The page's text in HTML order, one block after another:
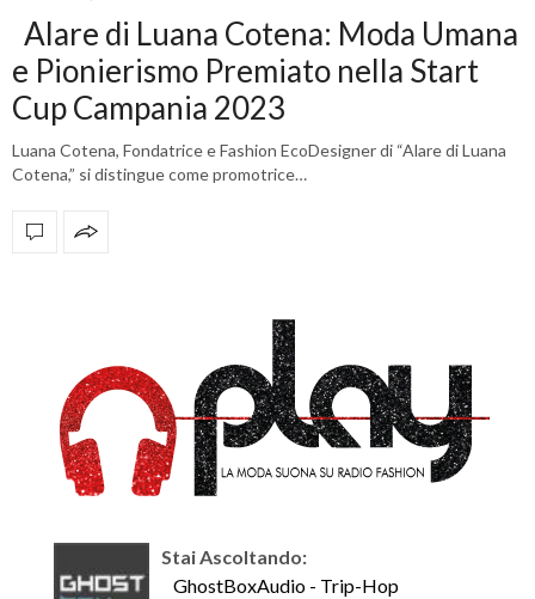
Alare di Luana Cotena: Moda Umana
e Pionierismo Premiato nella Start
Cup Campania 2023
Luana Cotena, Fondatrice e Fashion EcoDesigner di “Alare di Luana
Cotena,” si distingue come promotrice…
Stai Ascoltando:
GhostBoxAudio - Trip-Hop